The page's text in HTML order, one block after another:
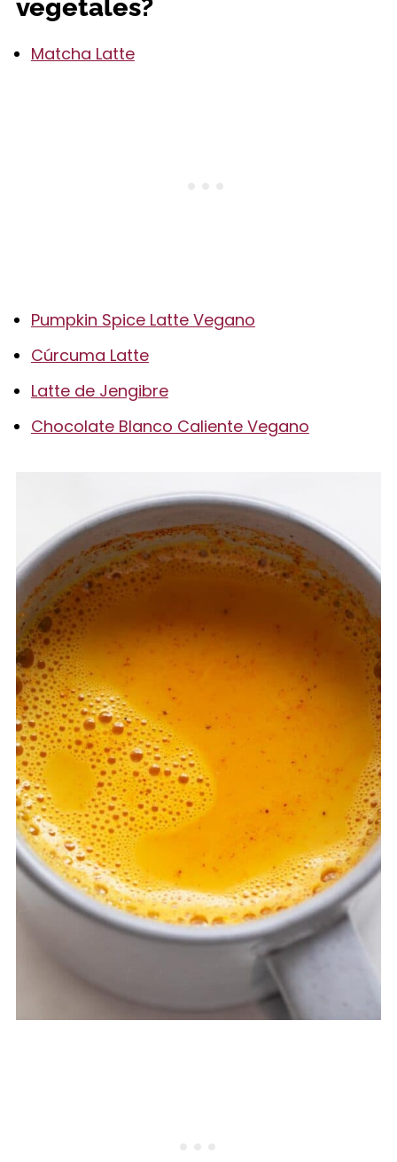
vegetales?
Matcha Latte
Pumpkin Spice Latte Vegano
Cúrcuma Latte
Latte de Jengibre
Chocolate Blanco Caliente Vegano